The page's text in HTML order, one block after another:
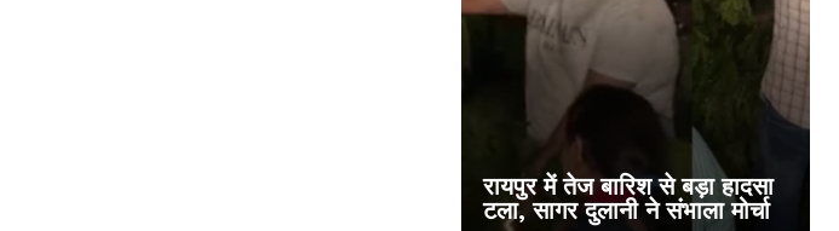
रायपुर में तेज बारिश से बड़ा हादसा
टला, सागर दुलानी ने संभाला मोर्चा